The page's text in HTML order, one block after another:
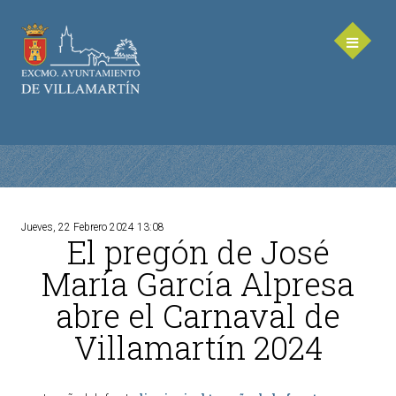
AYUNTAMIENTO
Saluda de la Alcaldesa
Equipo de Gobierno
Corporación Municipal - Legislatura 2023-2027
Delegaciones Municipales
Jueves, 22 Febrero 2024 13:08
El pregón de José
María García Alpresa
abre el Carnaval de
Villamartín 2024